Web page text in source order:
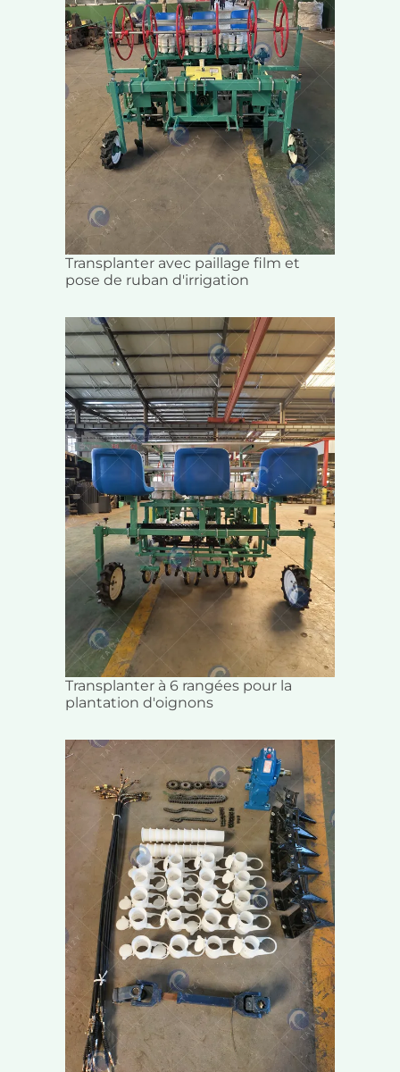
Transplanter avec paillage film et
pose de ruban d'irrigation
Transplanter à 6 rangées pour la
plantation d'oignons